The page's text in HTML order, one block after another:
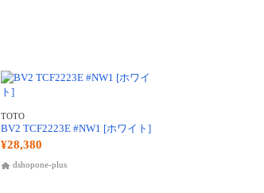
TOTO
BV2 TCF2223E #NW1 [ホワイト]
¥28,380
dshopone-plus